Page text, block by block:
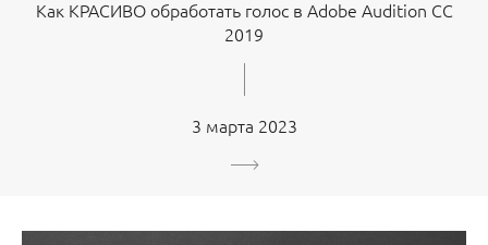
Как КРАСИВО обработать голос в Adobe Audition CC
2019
3 марта 2023